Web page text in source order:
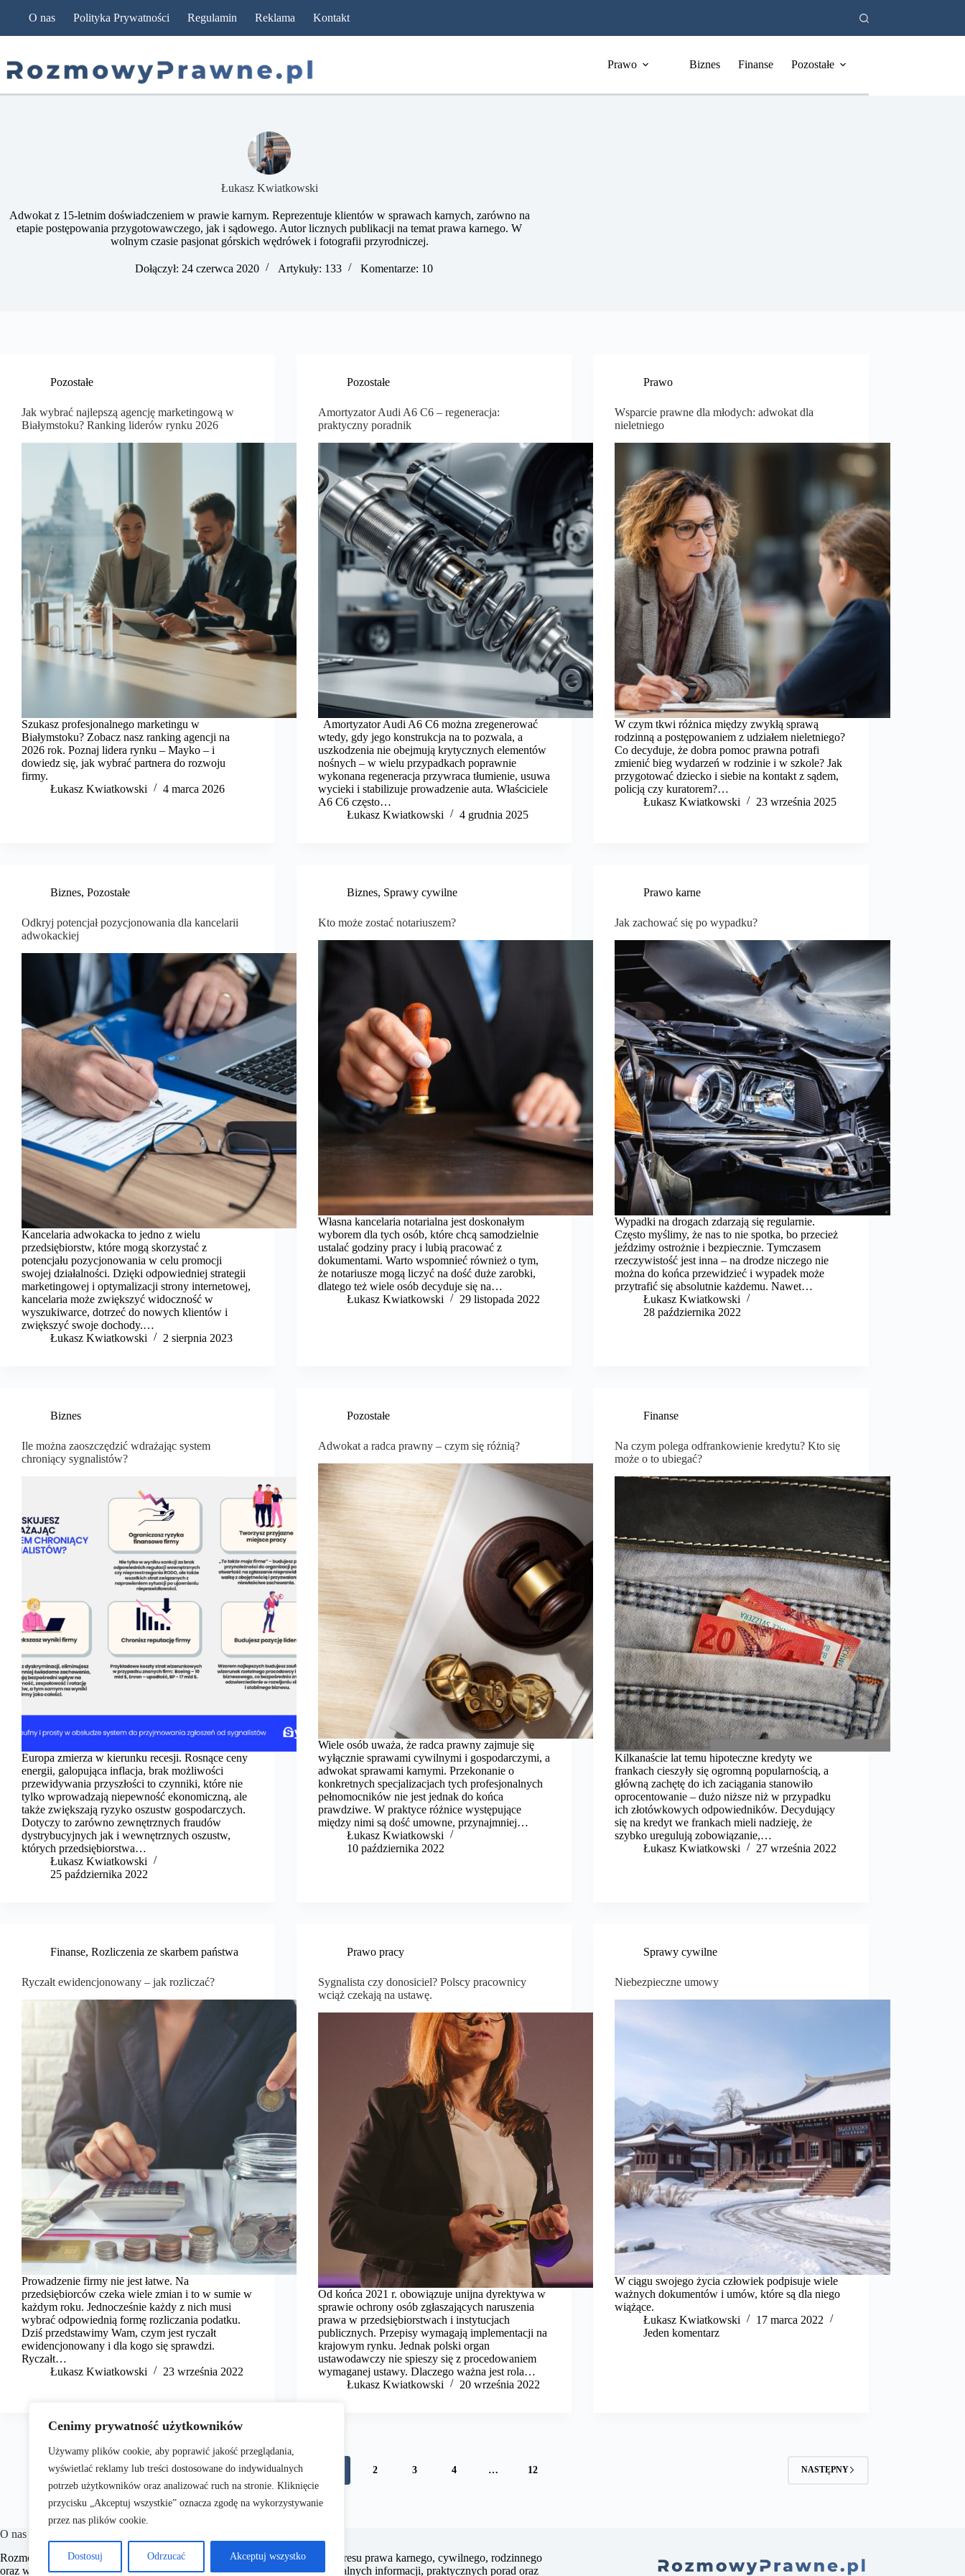
Cenimy prywatność użytkowników
Używamy plików cookie, aby poprawić jakość przeglądania,
wyświetlać reklamy lub treści dostosowane do indywidualnych
potrzeb użytkowników oraz analizować ruch na stronie. Kliknięcie
przycisku „Akceptuj wszystkie” oznacza zgodę na wykorzystywanie
przez nas plików cookie.
Dostosuj Odrzucać Akceptuj wszystko
O nas Polityka Prywatności Regulamin Reklama Kontakt
Prawo Biznes Finanse Pozostałe
​Łukasz Kwiatkowski
Adwokat z 15-letnim doświadczeniem w prawie karnym. Reprezentuje klientów w sprawach karnych, zarówno na
etapie postępowania przygotowawczego, jak i sądowego. Autor licznych publikacji na temat prawa karnego. W
wolnym czasie pasjonat górskich wędrówek i fotografii przyrodniczej.​
Dołączył: 24 czerwca 2020 Artykuły: 133 Komentarze: 10
Pozostałe
Jak wybrać najlepszą agencję marketingową w
Białymstoku? Ranking liderów rynku 2026
Szukasz profesjonalnego marketingu w
Białymstoku? Zobacz nasz ranking agencji na
2026 rok. Poznaj lidera rynku – Mayko – i
dowiedz się, jak wybrać partnera do rozwoju
firmy.
​Łukasz Kwiatkowski
4 marca 2026
Pozostałe
Amortyzator Audi A6 C6 – regeneracja:
praktyczny poradnik
Amortyzator Audi A6 C6 można zregenerować
wtedy, gdy jego konstrukcja na to pozwala, a
uszkodzenia nie obejmują krytycznych elementów
nośnych – w wielu przypadkach poprawnie
wykonana regeneracja przywraca tłumienie, usuwa
wycieki i stabilizuje prowadzenie auta. Właściciele
A6 C6 często…
​Łukasz Kwiatkowski
4 grudnia 2025
Prawo
Wsparcie prawne dla młodych: adwokat dla
nieletniego
W czym tkwi różnica między zwykłą sprawą
rodzinną a postępowaniem z udziałem nieletniego?
Co decyduje, że dobra pomoc prawna potrafi
zmienić bieg wydarzeń w rodzinie i w szkole? Jak
przygotować dziecko i siebie na kontakt z sądem,
policją czy kuratorem?…
​Łukasz Kwiatkowski
23 września 2025
Biznes, Pozostałe
Odkryj potencjał pozycjonowania dla kancelarii
adwokackiej
Kancelaria adwokacka to jedno z wielu
przedsiębiorstw, które mogą skorzystać z
potencjału pozycjonowania w celu promocji
swojej działalności. Dzięki odpowiedniej strategii
marketingowej i optymalizacji strony internetowej,
kancelaria może zwiększyć widoczność w
wyszukiwarce, dotrzeć do nowych klientów i
zwiększyć swoje dochody.…
​Łukasz Kwiatkowski
2 sierpnia 2023
Biznes, Sprawy cywilne
Kto może zostać notariuszem?
Własna kancelaria notarialna jest doskonałym
wyborem dla tych osób, które chcą samodzielnie
ustalać godziny pracy i lubią pracować z
dokumentami. Warto wspomnieć również o tym,
że notariusze mogą liczyć na dość duże zarobki,
dlatego też wiele osób decyduje się na…
​Łukasz Kwiatkowski
29 listopada 2022
Prawo karne
Jak zachować się po wypadku?
Wypadki na drogach zdarzają się regularnie.
Często myślimy, że nas to nie spotka, bo przecież
jeździmy ostrożnie i bezpiecznie. Tymczasem
rzeczywistość jest inna – na drodze niczego nie
można do końca przewidzieć i wypadek może
przytrafić się absolutnie każdemu. Nawet…
​Łukasz Kwiatkowski
28 października 2022
Biznes
Ile można zaoszczędzić wdrażając system
chroniący sygnalistów?
Europa zmierza w kierunku recesji. Rosnące ceny
energii, galopująca inflacja, brak możliwości
przewidywania przyszłości to czynniki, które nie
tylko wprowadzają niepewność ekonomiczną, ale
także zwiększają ryzyko oszustw gospodarczych.
Dotyczy to zarówno zewnętrznych fraudów
dystrybucyjnych jak i wewnętrznych oszustw,
których przedsiębiorstwa…
​Łukasz Kwiatkowski
25 października 2022
Pozostałe
Adwokat a radca prawny – czym się różnią?
Wiele osób uważa, że radca prawny zajmuje się
wyłącznie sprawami cywilnymi i gospodarczymi, a
adwokat sprawami karnymi. Przekonanie o
konkretnych specjalizacjach tych profesjonalnych
pełnomocników nie jest jednak do końca
prawdziwe. W praktyce różnice występujące
między nimi są dość umowne, przynajmniej…
​Łukasz Kwiatkowski
10 października 2022
Finanse
Na czym polega odfrankowienie kredytu? Kto się
może o to ubiegać?
Kilkanaście lat temu hipoteczne kredyty we
frankach cieszyły się ogromną popularnością, a
główną zachętę do ich zaciągania stanowiło
oprocentowanie – dużo niższe niż w przypadku
ich złotówkowych odpowiedników. Decydujący
się na kredyt we frankach mieli nadzieję, że
szybko uregulują zobowiązanie,…
​Łukasz Kwiatkowski
27 września 2022
Finanse, Rozliczenia ze skarbem państwa
Ryczałt ewidencjonowany – jak rozliczać?
Prowadzenie firmy nie jest łatwe. Na
przedsiębiorców czeka wiele zmian i to w sumie w
każdym roku. Jednocześnie każdy z nich musi
wybrać odpowiednią formę rozliczania podatku.
Dziś przedstawimy Wam, czym jest ryczałt
ewidencjonowany i dla kogo się sprawdzi.
Ryczałt…
​Łukasz Kwiatkowski
23 września 2022
Prawo pracy
Sygnalista czy donosiciel? Polscy pracownicy
wciąż czekają na ustawę.
Od końca 2021 r. obowiązuje unijna dyrektywa w
sprawie ochrony osób zgłaszających naruszenia
prawa w przedsiębiorstwach i instytucjach
publicznych. Przepisy wymagają implementacji na
krajowym rynku. Jednak polski organ
ustawodawczy nie spieszy się z procedowaniem
wymaganej ustawy. Dlaczego ważna jest rola…
​Łukasz Kwiatkowski
20 września 2022
Sprawy cywilne
Niebezpieczne umowy
W ciągu swojego życia człowiek podpisuje wiele
ważnych dokumentów i umów, które są dla niego
wiążące.
​Łukasz Kwiatkowski
17 marca 2022
Jeden komentarz
2 3 4 … 12 NASTĘPNY
O nas
RozmowyPrawne.pl to portal internetowy oferujący różnorodne treści z zakresu prawa karnego, cywilnego, rodzinnego
oraz wielu innych dziedzin prawnych. Naszym celem jest dostarczanie aktualnych informacji, praktycznych porad oraz